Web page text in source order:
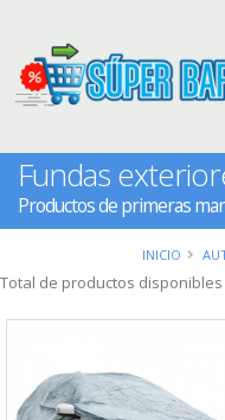
Fundas
Productos de primeras
INICIO
Total de productos disponibles